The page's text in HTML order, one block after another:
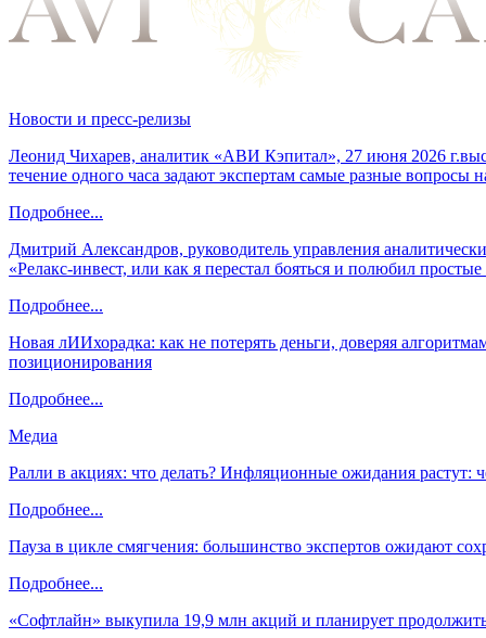
Новости и пресс-релизы
Леонид Чихарев, аналитик «АВИ Кэпитал», 27 июня 2026
течение одного часа задают экспертам самые разные вопросы
Подробнее...
Дмитрий Александров, руководитель управления
«Релакс-инвест, или как я перестал бояться и полюбил
Подробнее...
Новая лИИхорадка: как не потерять деньги, доверяя
позиционирования
Подробнее...
Медиа
Ралли в акциях: что делать? Инфляционные ожидания
Подробнее...
Пауза в цикле смягчения: большинство экспертов ожидают
Подробнее...
«Софтлайн» выкупила 19,9 млн акций и планирует